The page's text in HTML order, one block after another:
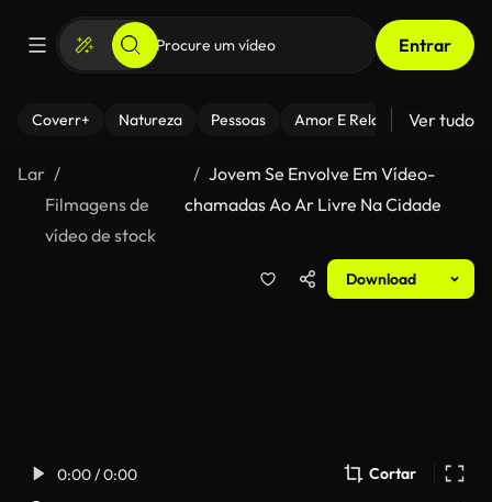
Entrar
Coverr+ Natureza Pessoas Amor E Relacionamentos
Ver tudo
Lar
Filmagens de
vídeo de stock
Jovem Se Envolve Em Vídeo-
chamadas Ao Ar Livre Na Cidade
Download
0:00 / 0:00 Cortar